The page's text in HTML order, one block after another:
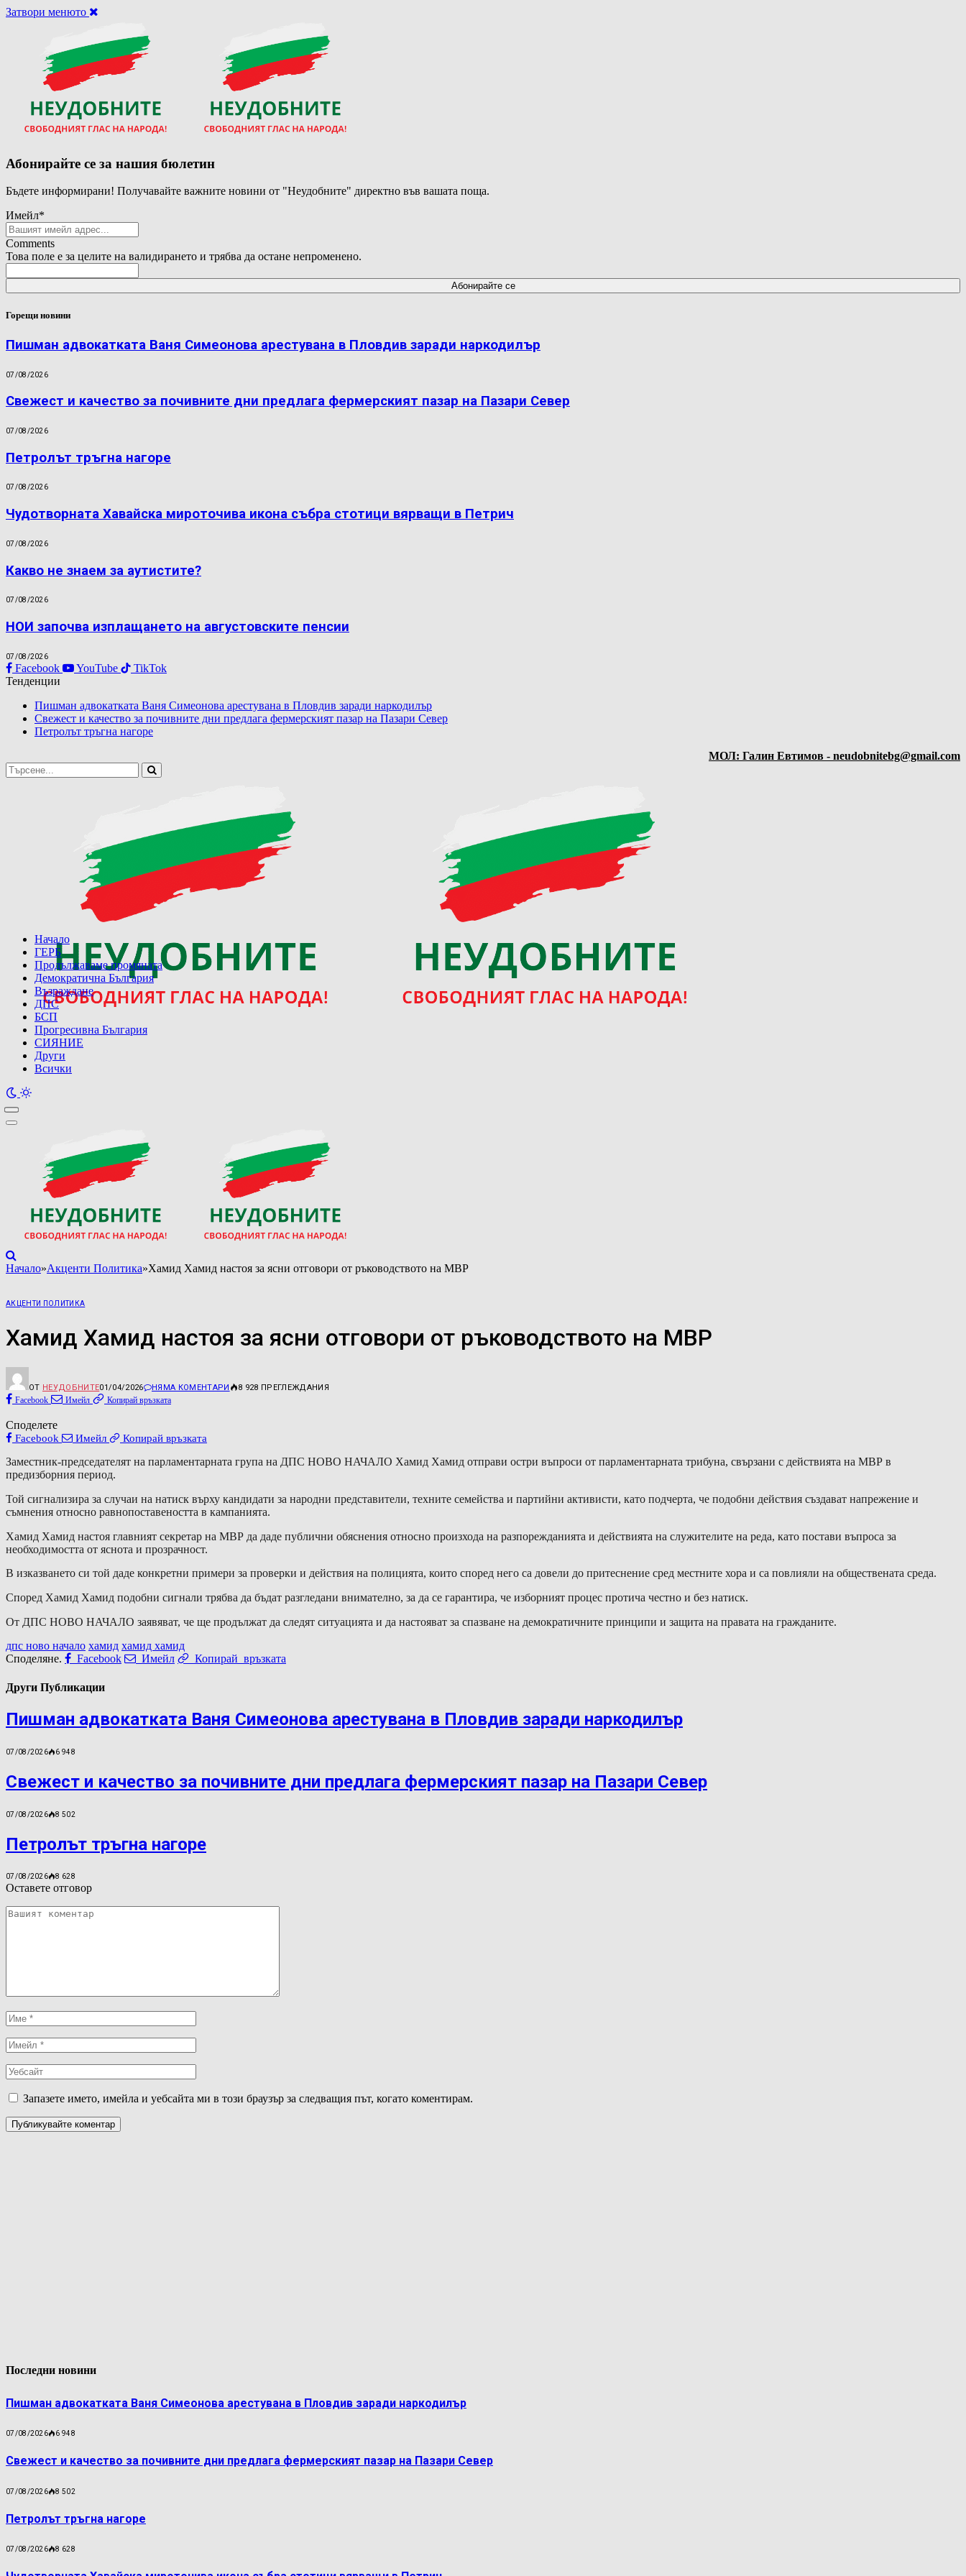
Затвори менюто
Абонирайте се за нашия бюлетин
Бъдете информирани! Получавайте важните новини от "Неудобните" директно във вашата поща.
Имейл*
Comments
Това поле е за целите на валидирането и трябва да остане непроменено.
Горещи новини
Пишман адвокатката Ваня Симеонова арестувана в Пловдив заради наркодилър
07/08/2026
Свежест и качество за почивните дни предлага фермерският пазар на Пазари Север
07/08/2026
Петролът тръгна нагоре
07/08/2026
Чудотворната Хавайска мироточива икона събра стотици вярващи в Петрич
07/08/2026
Какво не знаем за аутистите?
07/08/2026
НОИ започва изплащането на августовските пенсии
07/08/2026
Facebook YouTube
TikTok
Тенденции
Пишман адвокатката Ваня Симеонова арестувана в Пловдив заради наркодилър
Свежест и качество за почивните дни предлага фермерският пазар на Пазари Север
Петролът тръгна нагоре
МОЛ: Галин Евтимов - neudobnitebg@gmail.com
Начало
ГЕРБ
Продължаваме промяната
Демократична България
Възраждане
ДПС
БСП
Прогресивна България
СИЯНИЕ
Други
Всички
Начало»Акценти Политика»Хамид Хамид настоя за ясни отговори от ръководството на МВР
АКЦЕНТИ ПОЛИТИКА
Хамид Хамид настоя за ясни отговори от ръководството на МВР
ОТ НЕУДОБНИТЕ01/04/2026 НЯМА КОМЕНТАРИ 8 928 ПРЕГЛЕЖДАНИЯ
Facebook Имейл Копирай връзката
Споделете
Facebook Имейл Копирай връзката
Заместник-председателят на парламентарната група на ДПС НОВО НАЧАЛО Хамид Хамид отправи остри въпроси от парламентарната трибуна, свързани с действията на МВР в
предизборния период.
Той сигнализира за случаи на натиск върху кандидати за народни представители, техните семейства и партийни активисти, като подчерта, че подобни действия създават напрежение и
съмнения относно равнопоставеността в кампанията.
Хамид Хамид настоя главният секретар на МВР да даде публични обяснения относно произхода на разпорежданията и действията на служителите на реда, като постави въпроса за
необходимостта от яснота и прозрачност.
В изказването си той даде конкретни примери за проверки и действия на полицията, които според него са довели до притеснение сред местните хора и са повлияли на обществената среда.
Според Хамид Хамид подобни сигнали трябва да бъдат разгледани внимателно, за да се гарантира, че изборният процес протича честно и без натиск.
От ДПС НОВО НАЧАЛО заявяват, че ще продължат да следят ситуацията и да настояват за спазване на демократичните принципи и защита на правата на гражданите.
дпс ново начало хамид хамид хамид
Споделяне.
Facebook Имейл Копирай връзката
Други Публикации
Пишман адвокатката Ваня Симеонова арестувана в Пловдив заради наркодилър
07/08/2026 6 948
Свежест и качество за почивните дни предлага фермерският пазар на Пазари Север
07/08/2026 8 502
Петролът тръгна нагоре
07/08/2026 8 628
Оставете отговор
Запазете името, имейла и уебсайта ми в този браузър за следващия път, когато коментирам.
Последни новини
Пишман адвокатката Ваня Симеонова арестувана в Пловдив заради наркодилър
07/08/2026 6 948
Свежест и качество за почивните дни предлага фермерският пазар на Пазари Север
07/08/2026 8 502
Петролът тръгна нагоре
07/08/2026 8 628